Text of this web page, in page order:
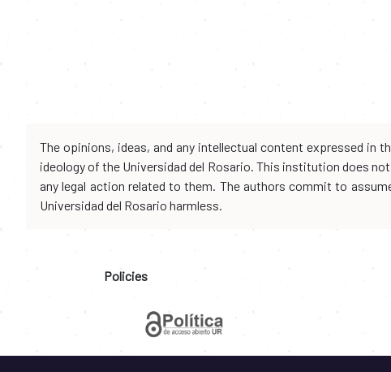
The opinions, ideas, and any intellectual content expressed in
ideology of the Universidad del Rosario. This institution does
any legal action related to them. The authors commit to
Universidad del Rosario harmless.
Policies